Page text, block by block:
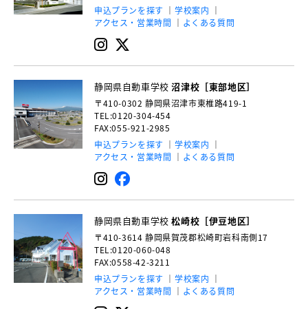
申込プランを探す
学校案内
アクセス・営業時間
よくある質問
静岡県自動車学校沼津校［東部地区］
〒410-0302 静岡県沼津市東椎路419-1
TEL:0120-304-454
FAX:055-921-2985
申込プランを探す
学校案内
アクセス・営業時間
よくある質問
静岡県自動車学校松崎校［伊豆地区］
〒410-3614 静岡県賀茂郡松崎町岩科南側17
TEL:0120-060-048
FAX:0558-42-3211
申込プランを探す
学校案内
アクセス・営業時間
よくある質問